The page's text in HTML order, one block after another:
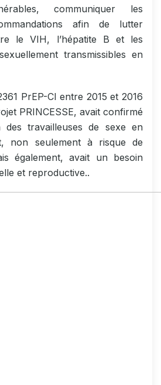
communiquer les
afin de lutter
le VIH, l’hépatite B et les
transmissibles en
PrEP-CI entre 2015 et 2016
PRINCESSE, avait confirmé
travailleuses de sexe en
non seulement à risque de
également, avait un besoin
et reproductive..